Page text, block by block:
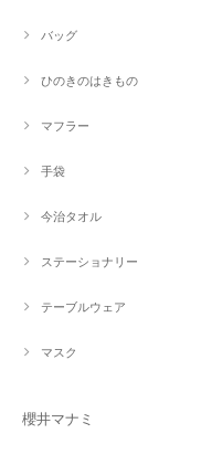
バッグ
ひのきのはきもの
マフラー
手袋
今治タオル
ステーショナリー
テーブルウェア
マスク
櫻井マナミ